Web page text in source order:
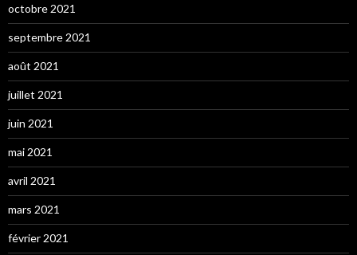
octobre 2021
septembre 2021
août 2021
juillet 2021
juin 2021
mai 2021
avril 2021
mars 2021
février 2021